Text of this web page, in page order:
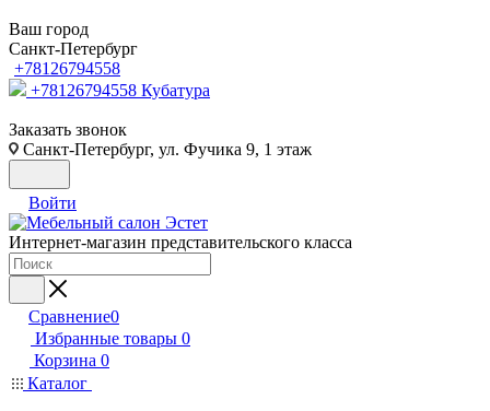
Ваш город
Санкт-Петербург
+78126794558
+78126794558 Кубатура
Заказать звонок
Санкт-Петербург, ул. Фучика 9, 1 этаж
Войти
Интернет-магазин представительского класса
Сравнение0
Избранные товары 0
Корзина 0
Каталог